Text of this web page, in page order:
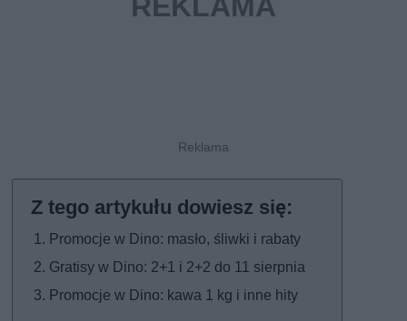
Promocje w Dino: masło, śliwki i rabaty
Gratisy w Dino: 2+1 i 2+2 do 11 sierpnia
Promocje w Dino: kawa 1 kg i inne hity